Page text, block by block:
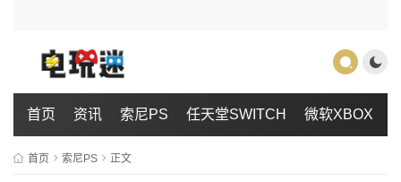
首页 资讯 索尼PS 任天堂SWITCH 微软XBOX
首页 索尼PS 正文